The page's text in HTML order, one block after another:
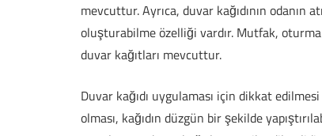
mevcuttur. Ayrıca, duvar kağıdının
oluşturabilme özelliği vardır. Mutfak, oturma
duvar kağıtları mevcuttur.
Duvar kağıdı uygulaması için dikkat
olması, kağıdın düzgün bir şekilde